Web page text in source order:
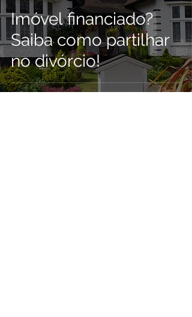
Imóvel financiado?
Saiba como partilhar
no divórcio!